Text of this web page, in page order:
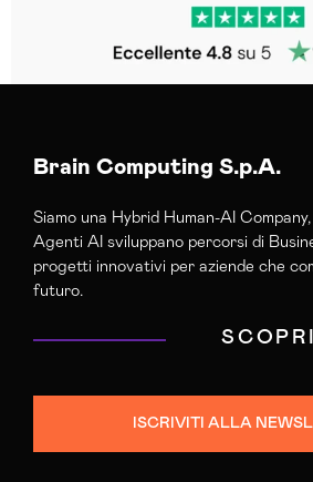
Brain Computing S.p.A.
Siamo una Hybrid Human-AI
Agenti AI sviluppano percorsi di
progetti innovativi per aziende che
futuro.
ISCRIVITI ALLA